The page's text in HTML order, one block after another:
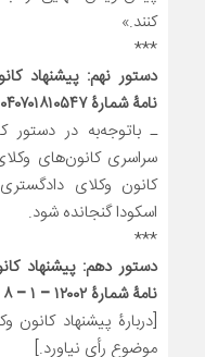
کنند.»
***
دستور نهم: پیشنهاد
نامۀ شمارۀ ۰۴۰۷۰۱۸۱۰۵۴۷
ـ باتوجه‌به در دستور
سراسری کانون‌های
کانون وکلای
اسکودا گنجانده شود.
***
دستور دهم: پیشنهاد
نامۀ شمارۀ ۱۲۰۰۲ – ۱ – ۸
[دربارۀ پیشنهاد
موضوع رأی نیاورد.]